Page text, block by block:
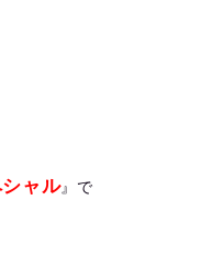
ャル』で